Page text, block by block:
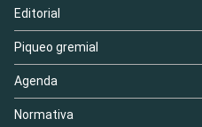
Editorial
Piqueo gremial
Agenda
Normativa